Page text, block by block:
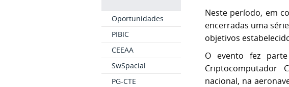
Oportunidades
PIBIC
CEEAA
SwSpacial
PG-CTE
Neste período, em
encerradas uma
objetivos
O evento fez
Criptocomputador
nacional, na